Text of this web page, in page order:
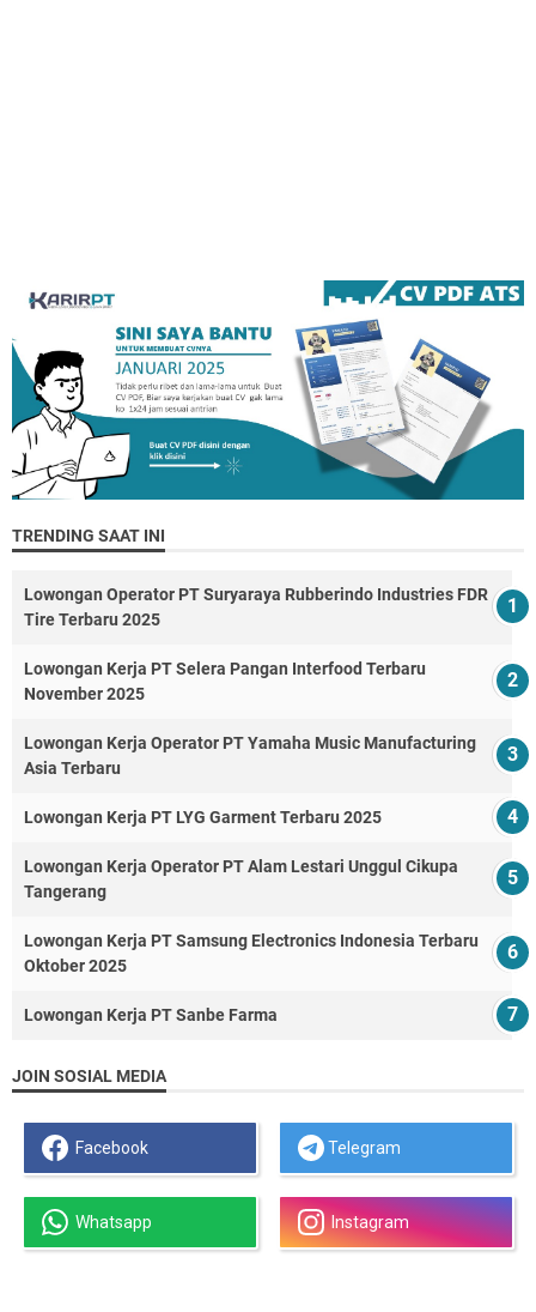
TRENDING SAAT INI
Lowongan Operator PT Suryaraya Rubberindo Industries FDR
Tire Terbaru 2025
Lowongan Kerja PT Selera Pangan Interfood Terbaru
November 2025
Lowongan Kerja Operator PT Yamaha Music Manufacturing
Asia Terbaru
Lowongan Kerja PT LYG Garment Terbaru 2025
Lowongan Kerja Operator PT Alam Lestari Unggul Cikupa
Tangerang
Lowongan Kerja PT Samsung Electronics Indonesia Terbaru
Oktober 2025
Lowongan Kerja PT Sanbe Farma
JOIN SOSIAL MEDIA
Facebook Telegram
Whatsapp Instagram